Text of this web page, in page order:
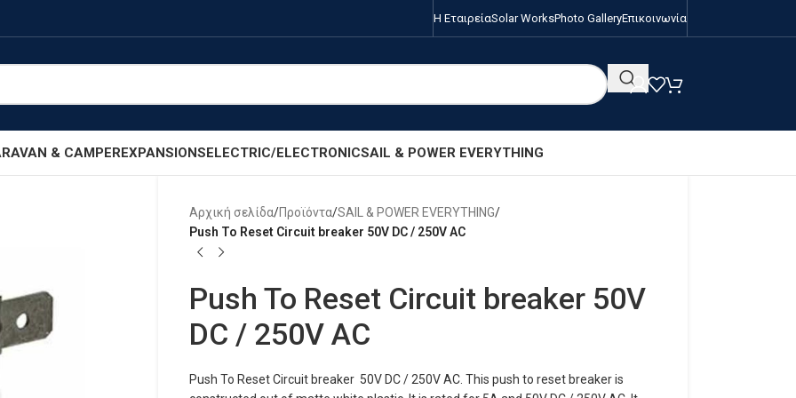
Η ΕταιρείαSolar WorksPhoto GalleryΕπικοινωνία
& CAMPEREXPANSIONSELECTRIC/ELECTRONICSAIL & POWER EVERYTHING
Αρχική σελίδα/Προϊόντα/SAIL & POWER EVERYTHING/
Push To Reset Circuit breaker 50V DC / 250V AC
Push To Reset Circuit breaker 50V
DC / 250V AC
Push To Reset Circuit breaker 50V DC / 250V AC. This push to reset breaker is